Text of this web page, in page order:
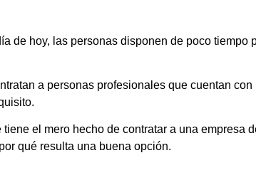
de hoy, las personas disponen de poco tiempo
a personas profesionales que cuentan
el mero hecho de contratar a una empresa
qué resulta una buena opción.